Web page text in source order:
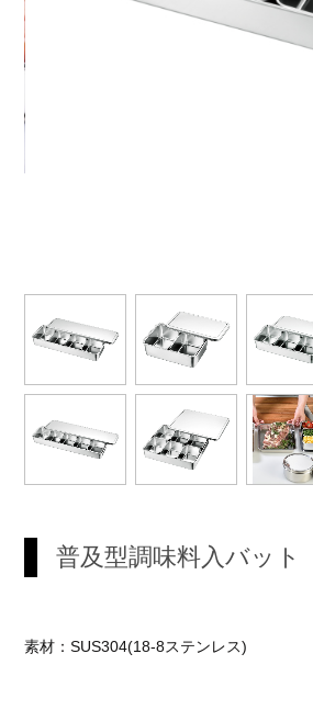
普及型調味料入バット
素材：SUS304(18-8ステンレス)